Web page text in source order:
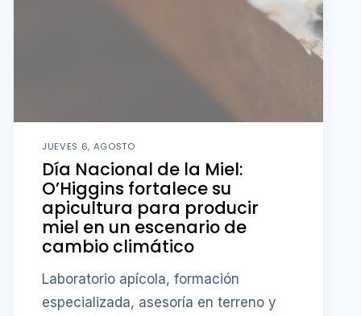
JUEVES 6, AGOSTO
Día Nacional de la Miel:
O’Higgins fortalece su
apicultura para producir
miel en un escenario de
cambio climático
Laboratorio apícola, formación
especializada, asesoría en terreno y